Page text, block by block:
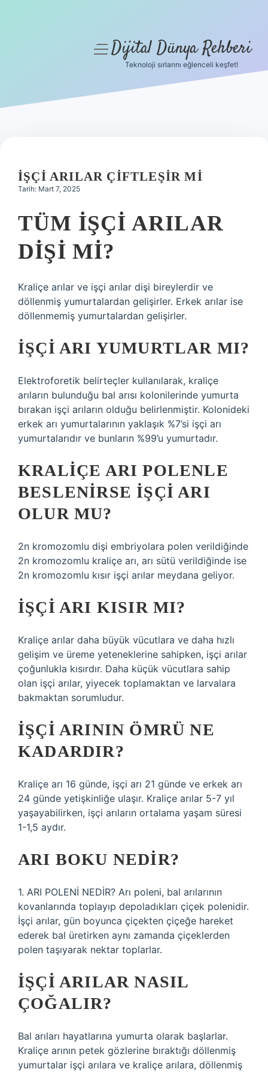
Hakkımızda
menüyüDijital Dünya Rehberi
Teknoloji sırlarını eğlenceli keşfet!
İŞÇI ARILAR ÇIFTLEŞIR MI
Tarih: Mart 7, 2025
TÜM IŞÇI ARILAR
DIŞI MI?
Kraliçe arılar ve işçi arılar dişi bireylerdir ve
döllenmiş yumurtalardan gelişirler. Erkek arılar ise
döllenmemiş yumurtalardan gelişirler.
İŞÇI ARI YUMURTLAR MI?
Elektroforetik belirteçler kullanılarak, kraliçe
arıların bulunduğu bal arısı kolonilerinde yumurta
bırakan işçi arıların olduğu belirlenmiştir. Kolonideki
erkek arı yumurtalarının yaklaşık %7’si işçi arı
yumurtalarıdır ve bunların %99’u yumurtadır.
KRALIÇE ARI POLENLE
BESLENIRSE IŞÇI ARI
OLUR MU?
2n kromozomlu dişi embriyolara polen verildiğinde
2n kromozomlu kraliçe arı, arı sütü verildiğinde ise
2n kromozomlu kısır işçi arılar meydana geliyor.
İŞÇI ARI KISIR MI?
Kraliçe arılar daha büyük vücutlara ve daha hızlı
gelişim ve üreme yeteneklerine sahipken, işçi arılar
çoğunlukla kısırdır. Daha küçük vücutlara sahip
olan işçi arılar, yiyecek toplamaktan ve larvalara
bakmaktan sorumludur.
İŞÇI ARININ ÖMRÜ NE
KADARDIR?
Kraliçe arı 16 günde, işçi arı 21 günde ve erkek arı
24 günde yetişkinliğe ulaşır. Kraliçe arılar 5-7 yıl
yaşayabilirken, işçi arıların ortalama yaşam süresi
1-1,5 aydır.
ARI BOKU NEDIR?
1. ARI POLENİ NEDİR? Arı poleni, bal arılarının
kovanlarında toplayıp depoladıkları çiçek polenidir.
İşçi arılar, gün boyunca çiçekten çiçeğe hareket
ederek bal üretirken aynı zamanda çiçeklerden
polen taşıyarak nektar toplarlar.
İŞÇI ARILAR NASIL
ÇOĞALIR?
Bal arıları hayatlarına yumurta olarak başlarlar.
Kraliçe arının petek gözlerine bıraktığı döllenmiş
yumurtalar işçi arılara ve kraliçe arılara, döllenmiş